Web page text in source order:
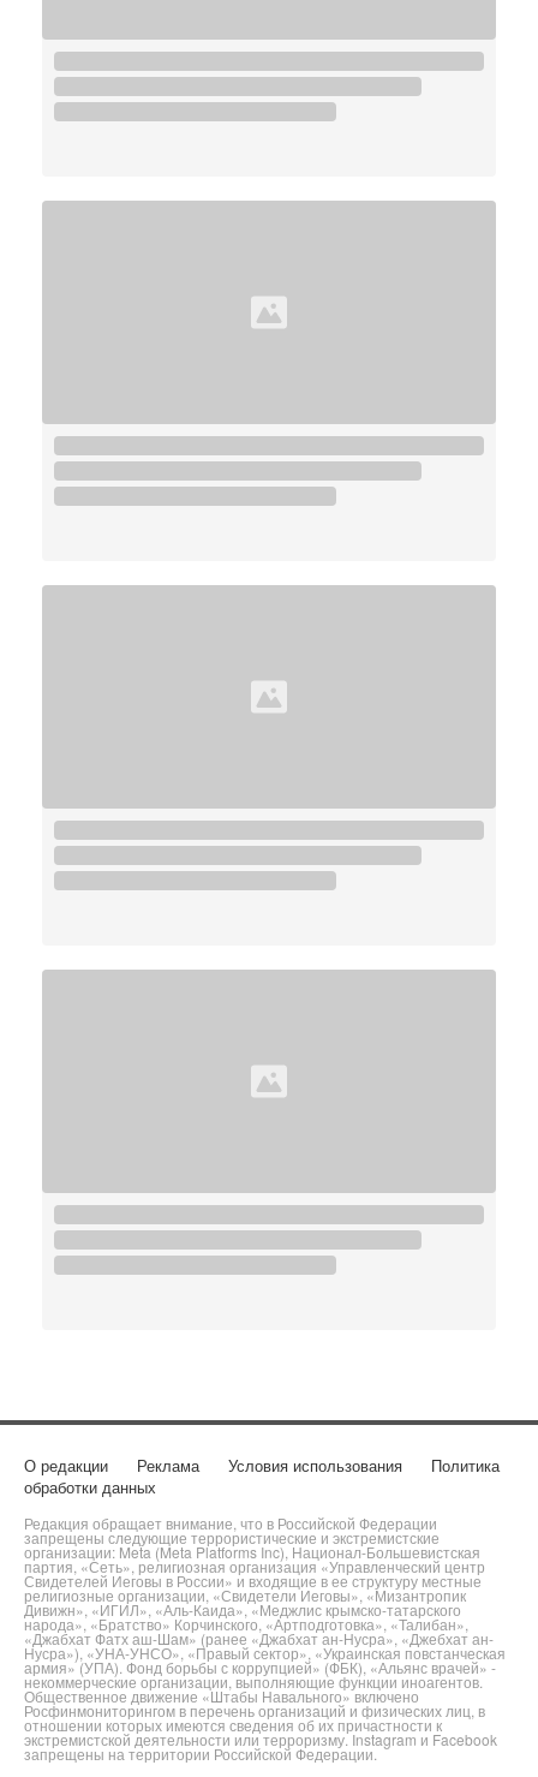
О редакции Реклама Условия использования
Политика
обработки данных
Редакция обращает внимание, что в Российской Федерации
запрещены следующие террористические и экстремистские
организации: Meta (Meta Platforms Inc), Национал-Большевистская
партия, «Сеть», религиозная организация «Управленческий центр
Свидетелей Иеговы в России» и входящие в ее структуру местные
религиозные организации, «Свидетели Иеговы», «Мизантропик
Дивижн», «ИГИЛ», «Аль-Каида», «Меджлис крымско-татарского
народа», «Братство» Корчинского, «Артподготовка», «Талибан»,
«Джабхат Фатх аш-Шам» (ранее «Джабхат ан-Нусра», «Джебхат ан-
Нусра»), «УНА-УНСО», «Правый сектор», «Украинская повстанческая
армия» (УПА). Фонд борьбы с коррупцией» (ФБК), «Альянс врачей» -
некоммерческие организации, выполняющие функции иноагентов.
Общественное движение «Штабы Навального» включено
Росфинмониторингом в перечень организаций и физических лиц, в
отношении которых имеются сведения об их причастности к
экстремистской деятельности или терроризму. Instagram и Facebook
запрещены на территории Российской Федерации.